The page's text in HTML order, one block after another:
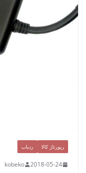
رپورتاژ کالا ردیاب
2018-05-24
kobeko